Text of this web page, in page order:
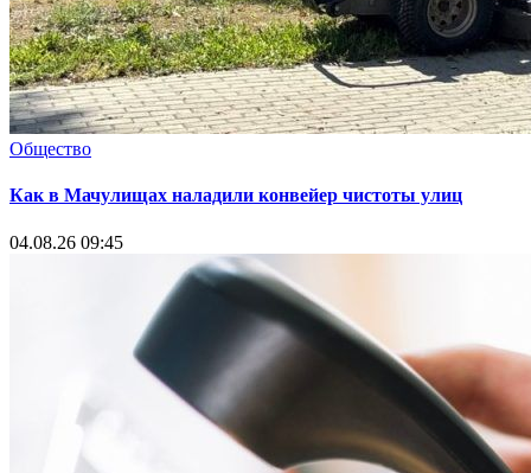
Общество
Как в Мачулищах наладили конвейер чистоты улиц
04.08.26 09:45